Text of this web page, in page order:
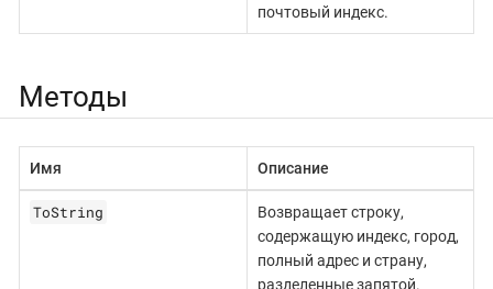
почтовый индекс.
Методы
Имя Описание
ToString
Возвращает строку,
содержащую индекс, город,
полный адрес и страну,
разделенные запятой.